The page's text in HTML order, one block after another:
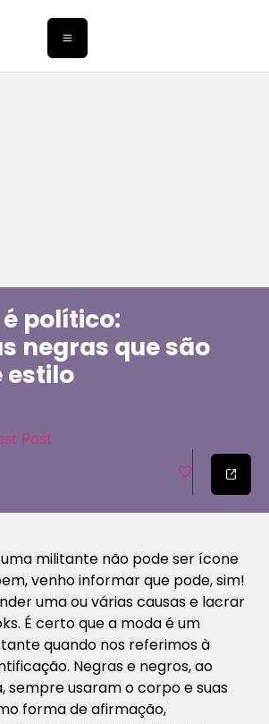
é político:
negras que são
estilo
Post
militante não pode ser ícone
venho informar que pode, sim!
uma ou várias causas e lacrar
É certo que a moda é um
quando nos referimos à
Negras e negros, ao
sempre usaram o corpo e suas
forma de afirmação,